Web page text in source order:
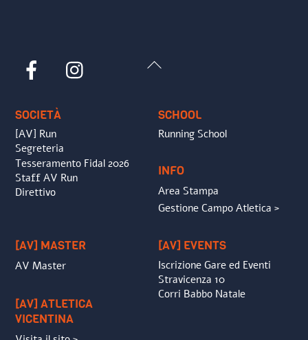
Back
Facebook
SOCIETÀ
[AV] Run
Segreteria
Tesseramento Fidal 2026
Staff AV Run
Direttivo
SCHOOL
Running School
INFO
Area Stampa
Gestione Campo Atletica >
[AV] MASTER
AV Master
[AV] ATLETICA
VICENTINA
[AV] EVENTS
Iscrizione Gare ed Eventi
Stravicenza 10
Corri Babbo Natale